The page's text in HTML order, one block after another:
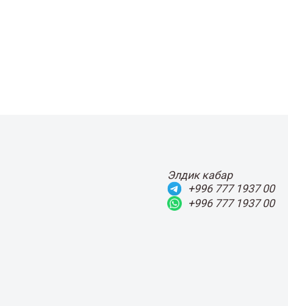
Элдик кабар
+996 777 1937 00
+996 777 1937 00